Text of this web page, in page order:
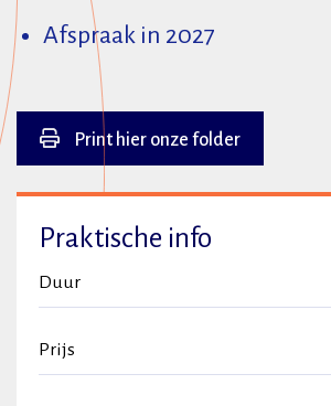
Afspraak in 2027
Print hier onze folder
Praktische info
Duur
Prijs